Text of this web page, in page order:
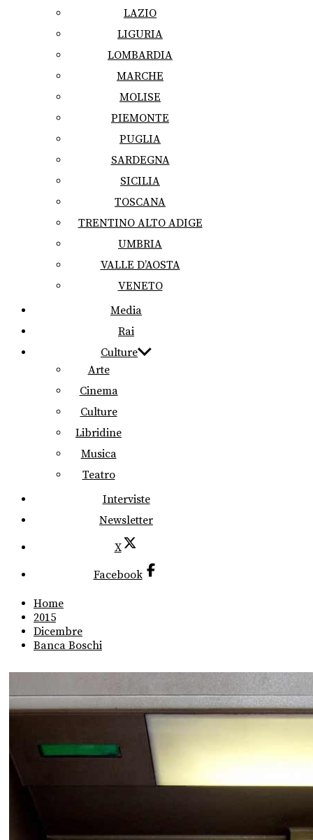
LAZIO
LIGURIA
LOMBARDIA
MARCHE
MOLISE
PIEMONTE
PUGLIA
SARDEGNA
SICILIA
TOSCANA
TRENTINO ALTO ADIGE
UMBRIA
VALLE D’AOSTA
VENETO
Media
Rai
Culture
Arte
Cinema
Culture
Libridine
Musica
Teatro
Interviste
Newsletter
X
Facebook
Home
2015
Dicembre
Banca Boschi